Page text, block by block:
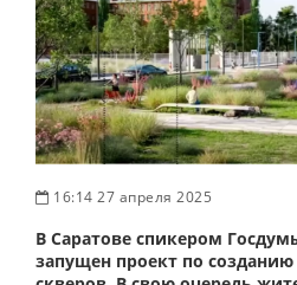
16:14 27 апреля 2025
В Саратове спикером
запущен проект по